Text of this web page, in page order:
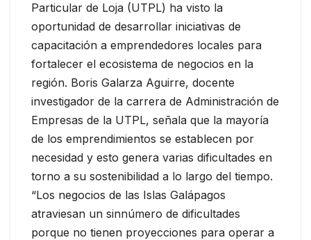
Particular de Loja (UTPL) ha visto la
oportunidad de desarrollar iniciativas de
capacitación a emprendedores locales para
fortalecer el ecosistema de negocios en la
región. Boris Galarza Aguirre, docente
investigador de la carrera de Administración de
Empresas de la UTPL, señala que la mayoría
de los emprendimientos se establecen por
necesidad y esto genera varias dificultades en
torno a su sostenibilidad a lo largo del tiempo.
“Los negocios de las Islas Galápagos
atraviesan un sinnúmero de dificultades
porque no tienen proyecciones para operar a